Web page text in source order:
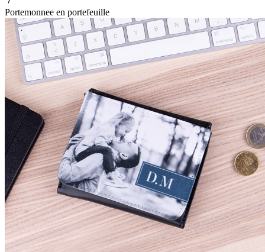
Portemonnee en portefeuille